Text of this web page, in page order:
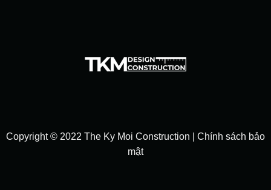
Copyright © 2022 The Ky Moi Construction | Chính sách bảo
mật